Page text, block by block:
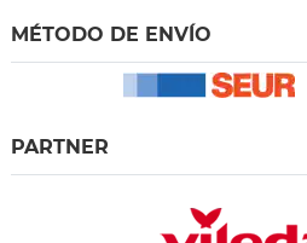
MÉTODO DE ENVÍO
PARTNER